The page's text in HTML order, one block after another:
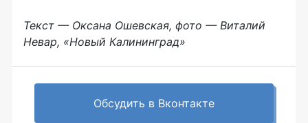
Текст — Оксана Ошевская, фото — Виталий
Невар, «Новый Калининград»
Обсудить в Вконтакте